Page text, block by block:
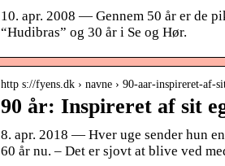
10. apr. 2008 — Gennem 50 år er de
“Hudibras” og 30 år i Se og Hør.
http s://fyens.dk › navne › 90-aar-inspireret-af-
90 år: Inspireret af sit
8. apr. 2018 — Hver uge sender hun
60 år nu. – Det er sjovt at blive ved